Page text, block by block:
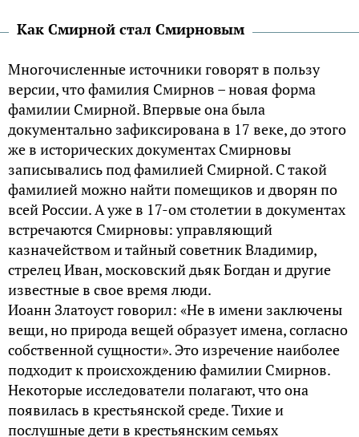
Как Смирной стал Смирновым
Многочисленные источники говорят в пользу
версии, что фамилия Смирнов – новая форма
фамилии Смирной. Впервые она была
документально зафиксирована в 17 веке, до этого
же в исторических документах Смирновы
записывались под фамилией Смирной. С такой
фамилией можно найти помещиков и дворян по
всей России. А уже в 17-ом столетии в документах
встречаются Смирновы: управляющий
казначейством и тайный советник Владимир,
стрелец Иван, московский дьяк Богдан и другие
известные в свое время люди.
Иоанн Златоуст говорил: «Не в имени заключены
вещи, но природа вещей образует имена, согласно
собственной сущности». Это изречение наиболее
подходит к происхождению фамилии Смирнов.
Некоторые исследователи полагают, что она
появилась в крестьянской среде. Тихие и
послушные дети в крестьянским семьях